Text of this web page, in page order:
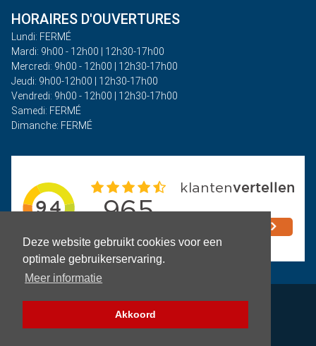
Deze website gebruikt cookies voor een
optimale gebruikerservaring.
Meer informatie
Akkoord
HORAIRES D'OUVERTURES
Lundi: FERMÉ
Mardi: 9h00 - 12h00 | 12h30-17h00
Mercredi: 9h00 - 12h00 | 12h30-17h00
Jeudi: 9h00-12h00 | 12h30-17h00
Vendredi: 9h00 - 12h00 | 12h30-17h00
Samedi: FERMÉ
Dimanche: FERMÉ
Politique de confidentialité